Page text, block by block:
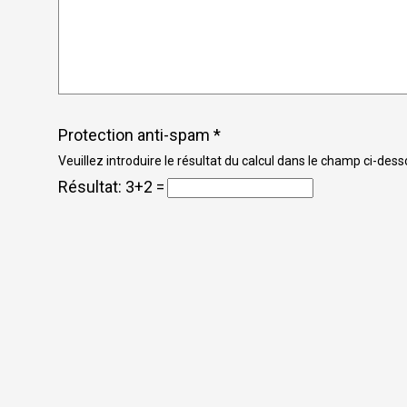
Protection anti-spam *
Veuillez introduire le résultat du calcul dans le champ ci-
Résultat: 3+2 =